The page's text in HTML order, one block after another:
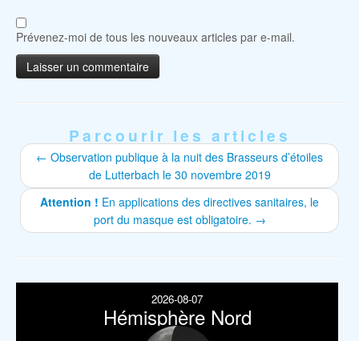
Prévenez-moi de tous les nouveaux articles par e-mail.
Parcourir les articles
← Observation publique à la nuit des Brasseurs d’étoiles
de Lutterbach le 30 novembre 2019
Attention ! En applications des directives sanitaires, le
port du masque est obligatoire. →
2026-08-07
Hémisphère Nord